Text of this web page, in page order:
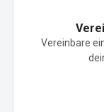
Vereinbare